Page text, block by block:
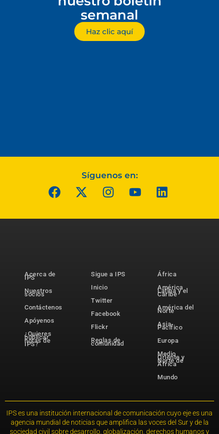
semanal
Haz clic aquí
Síguenos en:
Acerca de
IPS
Nuestros
socios
Contáctenos
Apóyenos
¿Quieres
publicar
notas de
IPS?
Sigue a IPS
Inicio
Twitter
Facebook
Flickr
Reglas de
comunidad
África
América
Latina y el
Caribe
América del
Norte
Asia-
Pacífico
Europa
Medio
Oriente y
Norte de
África
Mundo
IPS es una institución internacional de comunicación cuyo eje es una
agencia mundial de noticias que amplifica las voces del Sur y de la
sociedad civil sobre desarrollo, globalización, derechos humanos y